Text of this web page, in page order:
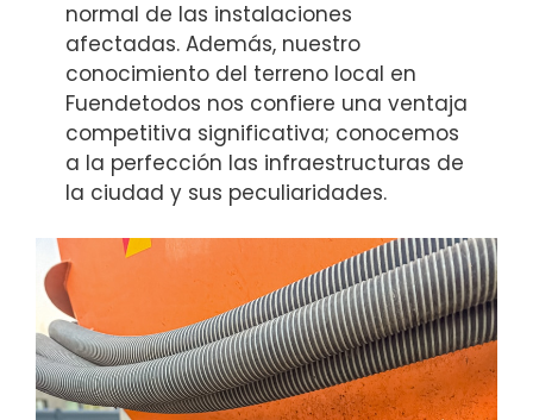
normal de las instalaciones
afectadas. Además, nuestro
conocimiento del terreno local en
Fuendetodos nos confiere una ventaja
competitiva significativa; conocemos
a la perfección las infraestructuras de
la ciudad y sus peculiaridades.